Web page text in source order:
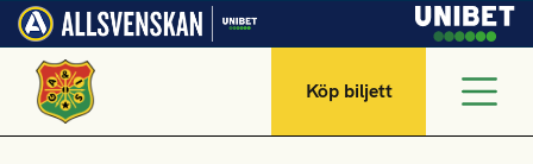
Köp biljett